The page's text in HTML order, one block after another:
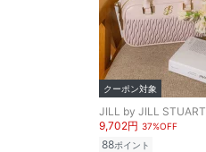
クーポン対象
JILL by JILL STUART
9,702円 37%OFF
88ポイント